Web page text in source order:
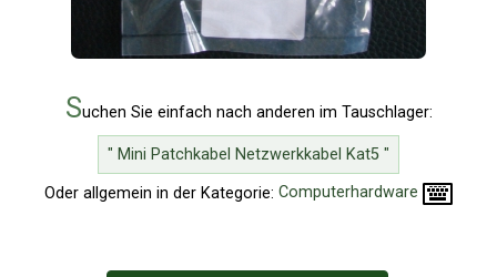
Suchen Sie einfach nach anderen im Tauschlager:
" Mini Patchkabel Netzwerkkabel Kat5 "
Oder allgemein in der Kategorie: Computerhardware